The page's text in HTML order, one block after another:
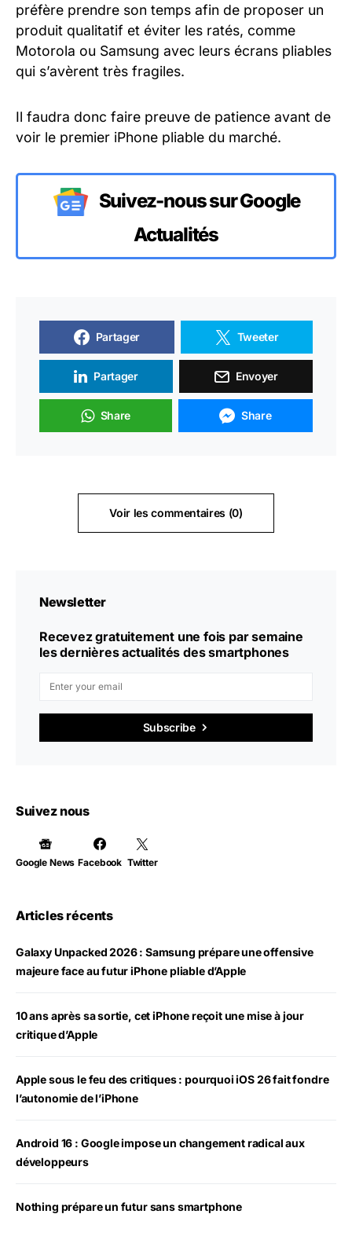
préfère prendre son temps afin de proposer un
produit qualitatif et éviter les ratés, comme
Motorola ou Samsung avec leurs écrans pliables
qui s’avèrent très fragiles.
Il faudra donc faire preuve de patience avant de
voir le premier iPhone pliable du marché.
Suivez-nous sur Google
Actualités
Partager Tweeter
Partager Envoyer
Share Share
Voir les commentaires (0)
Newsletter
Recevez gratuitement une fois par semaine
les dernières actualités des smartphones
Subscribe
Suivez nous
Google News Facebook Twitter
Articles récents
Galaxy Unpacked 2026 : Samsung prépare une offensive
majeure face au futur iPhone pliable d’Apple
10 ans après sa sortie, cet iPhone reçoit une mise à jour
critique d’Apple
Apple sous le feu des critiques : pourquoi iOS 26 fait fondre
l’autonomie de l’iPhone
Android 16 : Google impose un changement radical aux
développeurs
Nothing prépare un futur sans smartphone